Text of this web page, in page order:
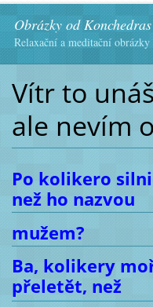
Obrázky od Konchedras
Relaxační a meditační obrázky
Vítr to
ale nevím
Po kolikero
než ho nazvou
mužem?
Ba, kolikery
přeletět, než